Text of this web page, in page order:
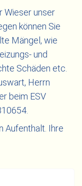
Wieser unser
können Sie
Mängel, wie
und
Schäden etc.
Herrn
beim ESV
Aufenthalt. Ihre